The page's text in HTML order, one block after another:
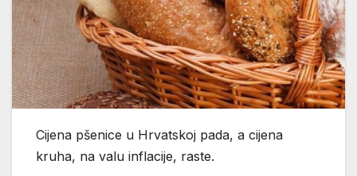
Cijena pšenice u Hrvatskoj pada, a cijena
kruha, na valu inflacije, raste.